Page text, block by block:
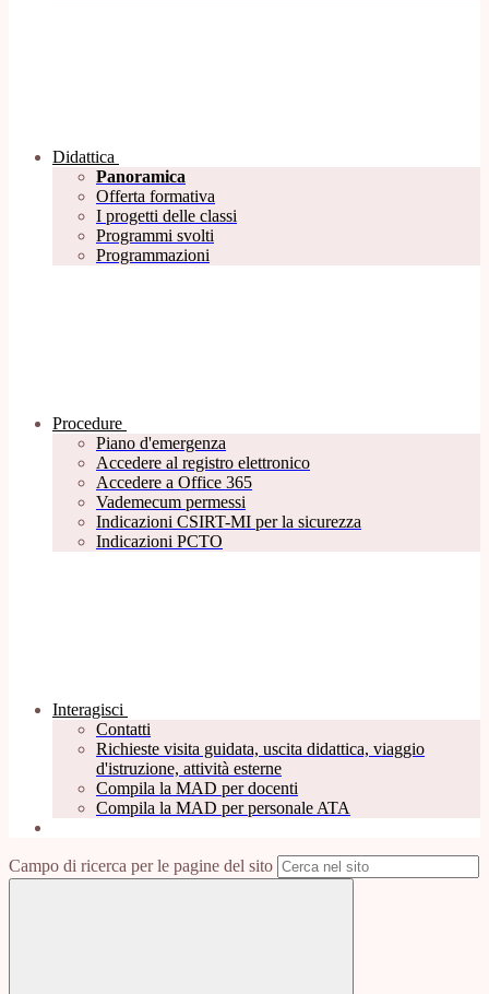
Didattica
Panoramica
Offerta formativa
I progetti delle classi
Programmi svolti
Programmazioni
Procedure
Piano d'emergenza
Accedere al registro elettronico
Accedere a Office 365
Vademecum permessi
Indicazioni CSIRT-MI per la sicurezza
Indicazioni PCTO
Interagisci
Contatti
Richieste visita guidata, uscita didattica, viaggio
d'istruzione, attività esterne
Compila la MAD per docenti
Compila la MAD per personale ATA
Campo di ricerca per le pagine del sito